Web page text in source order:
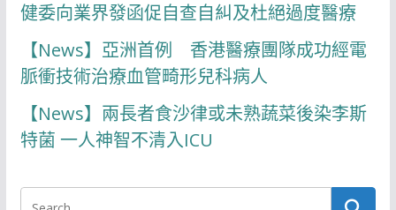
健委向業界發函促自查自糾及杜絕過度醫療
【News】亞洲首例 香港醫療團隊成功經電
脈衝技術治療血管畸形兒科病人
【News】兩長者食沙律或未熟蔬菜後染李斯
特菌 一人神智不清入ICU